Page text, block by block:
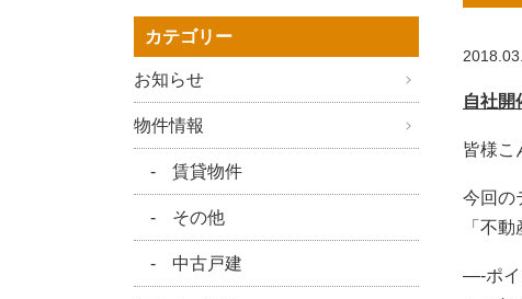
自社開
皆様こ
今回の
「不
—-ポ
カテゴリー
お知らせ
物件情報
賃貸物件
その他
中古戸建